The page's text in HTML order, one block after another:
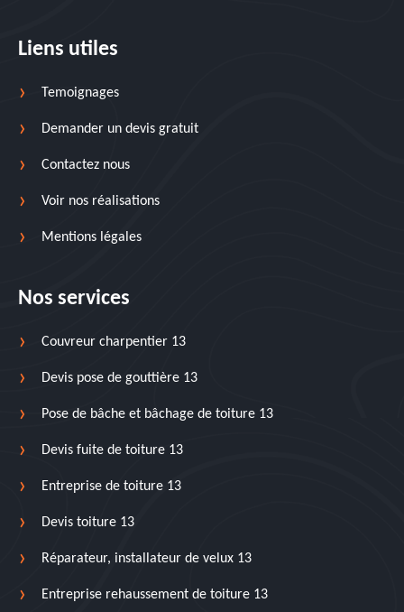
Liens utiles
Temoignages
Demander un devis gratuit
Contactez nous
Voir nos réalisations
Mentions légales
Nos services
Couvreur charpentier 13
Devis pose de gouttière 13
Pose de bâche et bâchage de toiture 13
Devis fuite de toiture 13
Entreprise de toiture 13
Devis toiture 13
Réparateur, installateur de velux 13
Entreprise rehaussement de toiture 13